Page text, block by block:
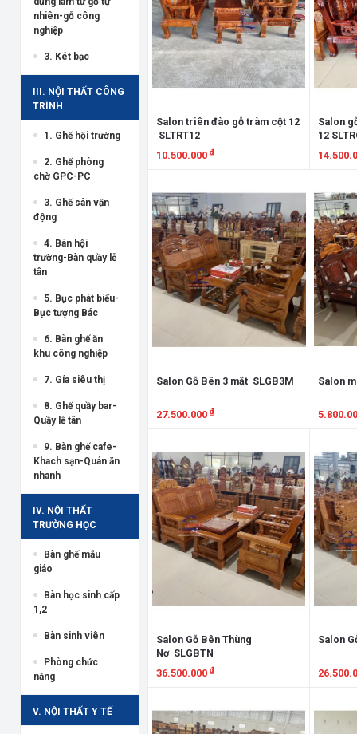
nhiên-gỗ công
nghiệp
3. Két bạc
III. NỘI THẤT CÔNG
TRÌNH
1. Ghế hội trường
2. Ghế phòng
chờ GPC-PC
3. Ghế sân vận
động
4. Bàn hội
trường-Bàn quầy lễ
tân
5. Bục phát biểu-
Bục tượng Bác
6. Bàn ghế ăn
khu công nghiệp
7. Gía siêu thị
8. Ghế quầy bar-
Quầy lễ tân
9. Bàn ghế cafe-
Khach sạn-Quán ăn
nhanh
IV. NỘI THẤT
TRƯỜNG HỌC
Bàn ghế mẫu
giáo
Bàn học sinh cấp
1,2
Bàn sinh viên
Phòng chức
năng
V. NỘI THẤT Y TẾ
Salon triên đào gỗ tràm cột 12
SLTRT12
10.500.000 ₫
Salon
12
Salon Gỗ Bên 3 mắt SLGB3M
27.500.000 ₫
Salon
Salon Gỗ Bên Thùng
Nơ SLGBTN
36.500.000 ₫